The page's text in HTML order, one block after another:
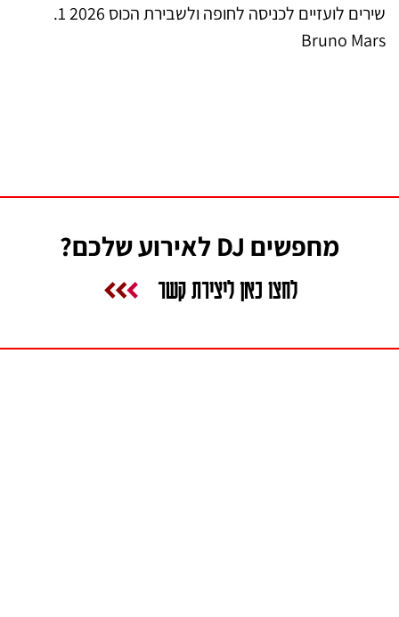
שירים לועזיים לכניסה לחופה ולשבירת הכוס 2026 1.
Bruno Mars
מחפשים DJ לאירוע שלכם?
לחצו כאן ליצירת קשר